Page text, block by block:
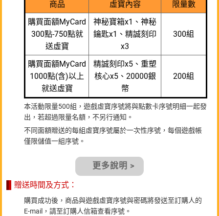
商品 虛寶內容
限量數
購買面額MyCard
300點-750點就
送虛寶
神秘寶箱x1、神秘
鑰匙x1、精誠刻印
x3
300組
購買面額MyCard
1000點(含)以上
就送虛寶
精誠刻印x5、重塑
核心x5、20000銀
幣
200組
本活動限量500組，遊戲虛寶序號將與點數卡序號明細一起發
出，若超過限量名額，不另行通知。
不同面額贈送的每組虛寶序號屬於一次性序號，每個遊戲帳
僅限儲值一組序號。
更多說明 >
贈送時間及方式：
購買成功後，商品與遊戲虛寶序號與密碼將發送至訂購人的
E-mail，請至訂購人信箱查看序號。